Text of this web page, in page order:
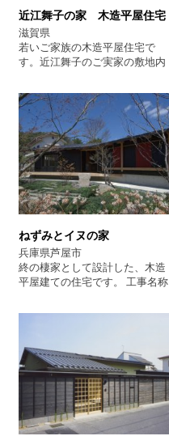
ラーでアクセントをつけていま
す。隣地や道路からの視線を考
え内庭に開放感溢れる大窓を配
置し明るく風通しの良い住宅に
イツ） 平屋木造住宅 建築家住
宅 和モダン住宅 デザイン住
宅 ビフォーアーアフター建築家
近江舞子の家 木造平屋住宅
滋賀県
若いご家族の木造平屋住宅で
す。近江舞子のご実家の敷地内
取り入れながら道路側はプライ
ベートを重視した 設計になって
おります。 上手くロフトを利用
して書棚をつくり、くつろげる
空間も確保しています。 最初の
設計のご相談の時は、マンショ
ンにお住まいで売却資金をもと
に 資金計画をたてられておれら
たこともあり、設計完了まで１
ると２年以上となっておりま
す。設計に時間をかけて 頂いた
分、ご納得の住宅が完成出来た
のではないでしょうか。 分類
ねずみとイヌの家
兵庫県芦屋市
終の棲家として設計した、木造
平屋建ての住宅です。 工事名称
ら、住まいのタイトルとしまし
でした。 ・寒冷地である為、外
部のサッシは全てアルゴンガス
入りの複層ガラスにすること。
・暖房設備の充実を図ること。
・湿度が高い地域である為、高
床式にすること。 建蔽率は20％